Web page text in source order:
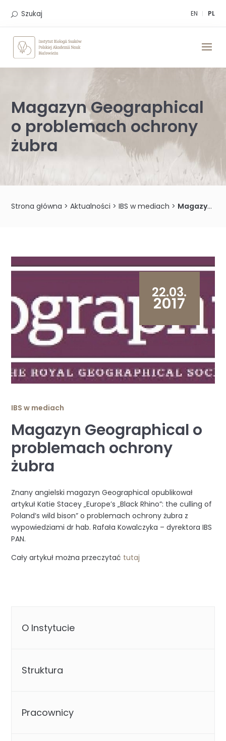
EN PL
Szukaj
Magazyn Geographical
o problemach ochrony
żubra
Strona główna >Aktualności >IBS w mediach > Magazyn Geographical o problemach ochrony żubra
22.03.
2017
IBS w mediach
Magazyn Geographical o
problemach ochrony
żubra
Znany angielski magazyn Geographical opublikował
artykuł Katie Stacey„Europe’s „Black Rhino”: the culling of
Poland’s wild bison” oproblemach ochrony żubra z
wypowiedziami dr hab. Rafała Kowalczyka –dyrektora IBS
PAN.
Cały artykuł można przeczytać tutaj
O Instytucie
Struktura
Pracownicy